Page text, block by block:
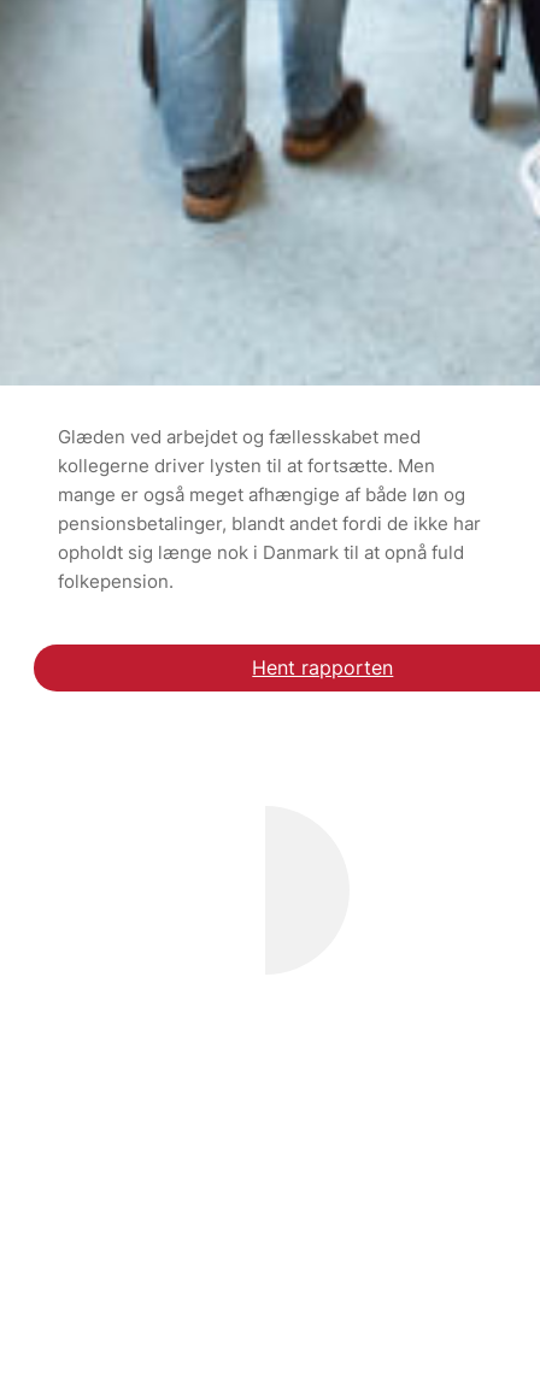
Glæden ved arbejdet og fællesskabet med
kollegerne driver lysten til at fortsætte. Men
mange er også meget afhængige af både løn og
pensionsbetalinger, blandt andet fordi de ikke har
opholdt sig længe nok i Danmark til at opnå fuld
folkepension.
Hent rapporten